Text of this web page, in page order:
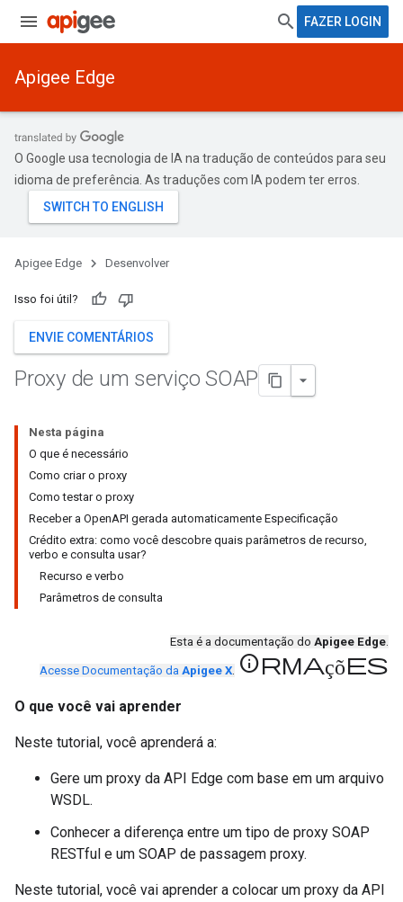
FAZER LOGIN
Apigee Edge
O Google usa tecnologia de IA na tradução de conteúdos para seu
idioma de preferência. As traduções com IA podem ter erros.
Apigee Edge Desenvolver
Isso foi útil?
ENVIE COMENTÁRIOS
Proxy de um serviço SOAP
Nesta página
O que é necessário
Como criar o proxy
Como testar o proxy
Receber a OpenAPI gerada automaticamente Especificação
Crédito extra: como você descobre quais parâmetros de recurso,
verbo e consulta usar?
Recurso e verbo
Parâmetros de consulta
Esta é a documentação do Apigee Edge.
Acesse Documentação da Apigee X. informações
O que você vai aprender
Neste tutorial, você aprenderá a:
Gere um proxy da API Edge com base em um arquivo
WSDL.
Conhecer a diferença entre um tipo de proxy SOAP
RESTful e um SOAP de passagem proxy.
Neste tutorial, você vai aprender a colocar um proxy da API